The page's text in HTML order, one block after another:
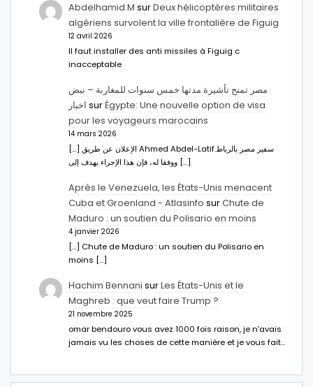
Abdelhamid M surDeux hélicoptères militaires
algériens survolent la ville frontalière de Figuig
12 avril 2026
Il faut installer des anti missiles à Figuig c
inacceptable
مصر تمنح تأشيرة مدتها خمس سنوات للمغاربة – نبض
اخبار surÉgypte: Une nouvelle option de visa
pour les voyageurs marocains
14 mars 2026
[…] الإعلان عن طريق Ahmed Abdel-Latifسفير مصر بالرباط.
ووفقا له، فإن هذا الإجراء يهدف إلى […]
Après le Venezuela, les États-Unis menacent
Cuba et Groenland - Atlasinfo surChute de
Maduro : un soutien du Polisario en moins
4 janvier 2026
[…] Chute de Maduro : un soutien du Polisario en
moins […]
Hachim Bennani surLes États-Unis et le
Maghreb : que veut faire Trump ?
21 novembre 2025
omar bendouro vous avez 1000 fois raison, je n'avais
jamais vu les choses de cette manière et je vous fait…